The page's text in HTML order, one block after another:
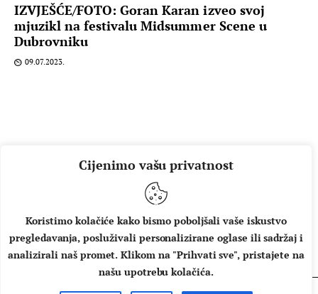
Cijenimo vašu privatnost
Koristimo kolačiće kako bismo poboljšali vaše iskustvo
pregledavanja, posluživali personalizirane oglase ili sadržaj i
analizirali naš promet. Klikom na "Prihvati sve", pristajete na
našu upotrebu kolačića.
IZVJEŠĆE/FOTO: Goran Karan izveo svoj
mjuzikl na festivalu Midsummer Scene u
Dubrovniku
09.07.2023.
O NAMA IMPRESSUM UVJETI KORIŠTENJA